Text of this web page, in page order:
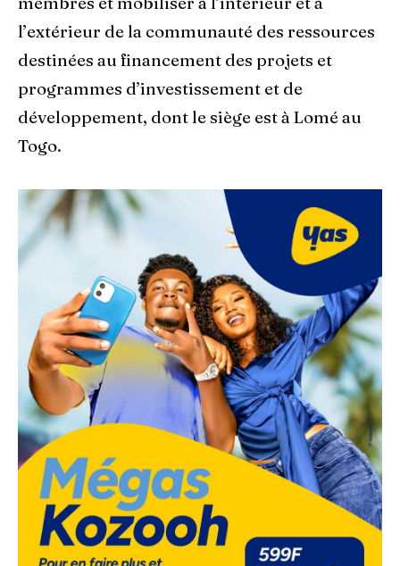
l’extérieur de la communauté des ressources
destinées au financement des projets et
programmes d’investissement et de
développement, dont le siège est à Lomé au
Togo.